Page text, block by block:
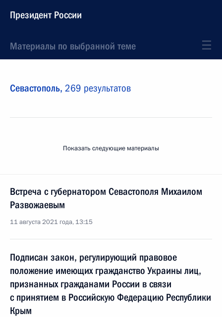
Президент России
Материалы по выбранной теме
Севастополь, 269 результатов
Показать следующие материалы
Встреча с губернатором Севастополя Михаилом
Развожаевым
11 августа 2021 года, 13:15
Подписан закон, регулирующий правовое
положение имеющих гражданство Украины лиц,
признанных гражданами России в связи
с принятием в Российскую Федерацию Республики
Крым